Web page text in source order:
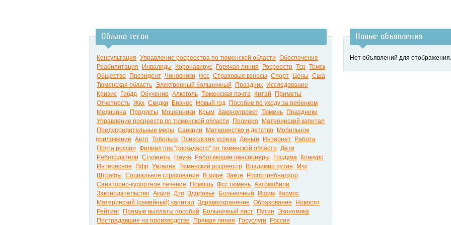
Облако тегов
Консультация Управление росреестра по тюменской области Обеспечение
Реабилитация
Инвалиды Коронавирус Горячая линия Росреестр Тср Томск
Общество
Президент Чиновники Фсс Страховые взносы Спорт Цены Сша
Тюменская область Электронный больничный Праздник
Исследование
Кризис
Гибдд Обучение Алкоголь Тюменская почта Китай
Приметы
Отчетность Жкх Скидки Бизнес Новый год
Пособие по уходу за ребенком
Медицина
Продукты Мошенники Крым Законопроект Тюмень
Праздники
Управление росреестр по тюменской области
Полиция
Материнский капитал
Предупредительные меры Санкции Материнство и детство
Мобильное
приложение Авто Тобольск Психология успеха Деньги Интернет
Работа
Почта россии Филиал ппк "роскадастр" по тюменской области Дети
Работодатели Студенты Наука Работающие пенсионеры Госдума
Конкурс
Интересное
Пфр Украина Тюменский росреестр Владимир путин
Мчс
Штрафы Социальное страхование В мире Закон
Роспотребнадзор
Санаторно-курортное лечение
Помощь Фсс тюмень Автомобили
Законодательство Акция Дтп Здоровье Больничный Ишим
Космос
Материнский (семейный) капитал Здравоохранение Образование
Новости
Рейтинг
Прямые выплаты пособий Больничный лист Путин Экономика
Пострадавшие на производстве
Прямая линия Госуслуги Россия
Новые объявления
Нет объявлений для отображения.